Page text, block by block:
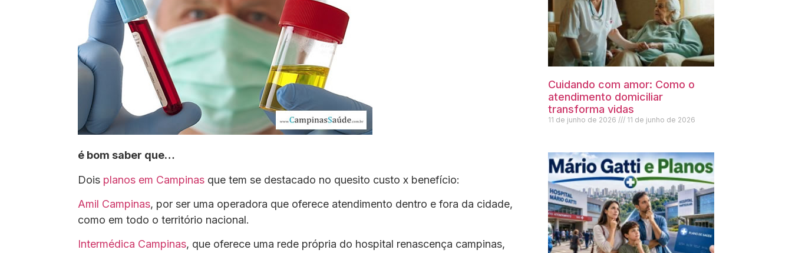
é bom saber que…
Dois planos em Campinas que tem se destacado no quesito custo x benefício:
Amil Campinas, por ser uma operadora que oferece atendimento dentro e fora da cidade,
como em todo o território nacional.
Intermédica Campinas, que oferece uma rede própria do hospital renascença campinas,
Cuidando com amor: Como o
atendimento domiciliar
transforma vidas
11 de junho de 2026 11 de junho de 2026